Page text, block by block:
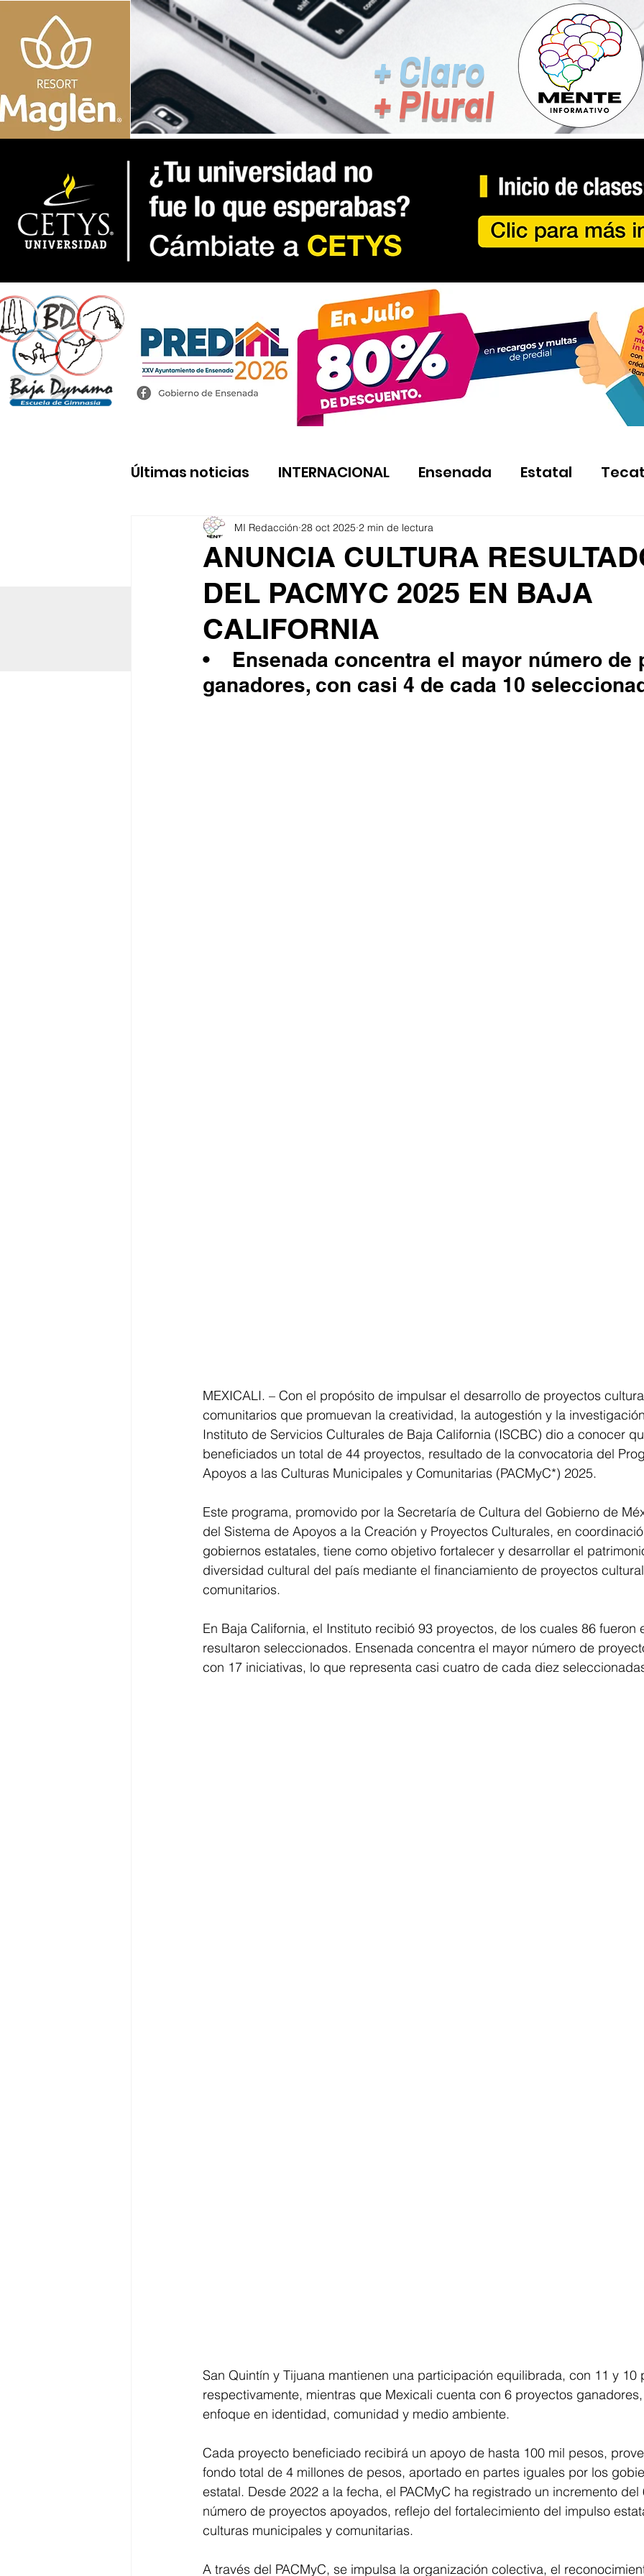
+ Claro
+ Plural
Últimas noticias INTERNACIONAL Ensenada Estatal
ANUNCIA CULTURA
DEL PACMYC 2025 EN BAJA
CALIFORNIA
MI Redacción 28 oct 2025 2 min de lectura
•	Ensenada concentra el mayor número de proyectos
ganadores, con casi 4 de cada 10
MEXICALI. – Con el propósito de impulsar el desarrollo de proyectos
comunitarios que promuevan la creatividad, la autogestión y la
Instituto de Servicios Culturales de Baja California (ISCBC) dio a conocer
beneficiados un total de 44 proyectos, resultado de la convocatoria del
Apoyos a las Culturas Municipales y Comunitarias (PACMyC*) 2025.
Este programa, promovido por la Secretaría de Cultura del Gobierno de
del Sistema de Apoyos a la Creación y Proyectos Culturales, en
gobiernos estatales, tiene como objetivo fortalecer y desarrollar el
diversidad cultural del país mediante el financiamiento de proyectos
comunitarios.
En Baja California, el Instituto recibió 93 proyectos, de los cuales 86
resultaron seleccionados. Ensenada concentra el mayor número de
con 17 iniciativas, lo que representa casi cuatro de cada diez
San Quintín y Tijuana mantienen una participación equilibrada, con 11 y
respectivamente, mientras que Mexicali cuenta con 6 proyectos
enfoque en identidad, comunidad y medio ambiente.
Cada proyecto beneficiado recibirá un apoyo de hasta 100 mil pesos,
fondo total de 4 millones de pesos, aportado en partes iguales por los
estatal. Desde 2022 a la fecha, el PACMyC ha registrado un incremento
número de proyectos apoyados, reflejo del fortalecimiento del impulso
culturas municipales y comunitarias.
A través del PACMyC, se impulsa la organización colectiva, el